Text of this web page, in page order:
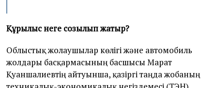
Құрылыс неге созылып жатыр?
Облыстық жолаушылар көлігі және автомобиль
жолдары басқармасының басшысы Марат
Қуаншалиевтің айтуынша, қазіргі таңда жобаның